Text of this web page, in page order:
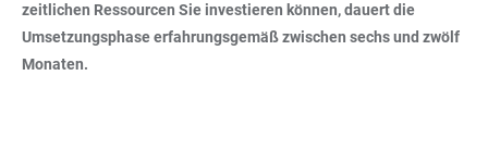
zeitlichen Ressourcen Sie investieren können, dauert die
Umsetzungsphase erfahrungsgemäß zwischen sechs und zwölf
Monaten.